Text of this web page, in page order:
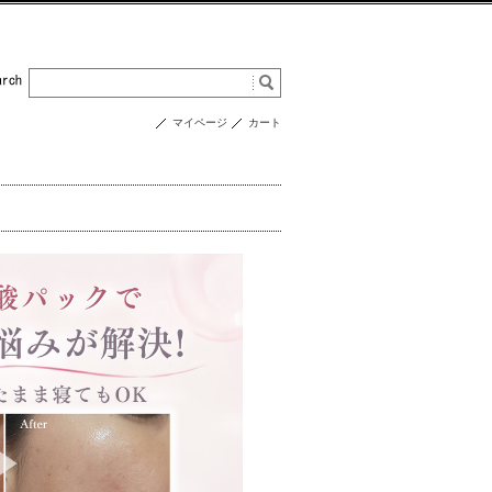
マイページ カート